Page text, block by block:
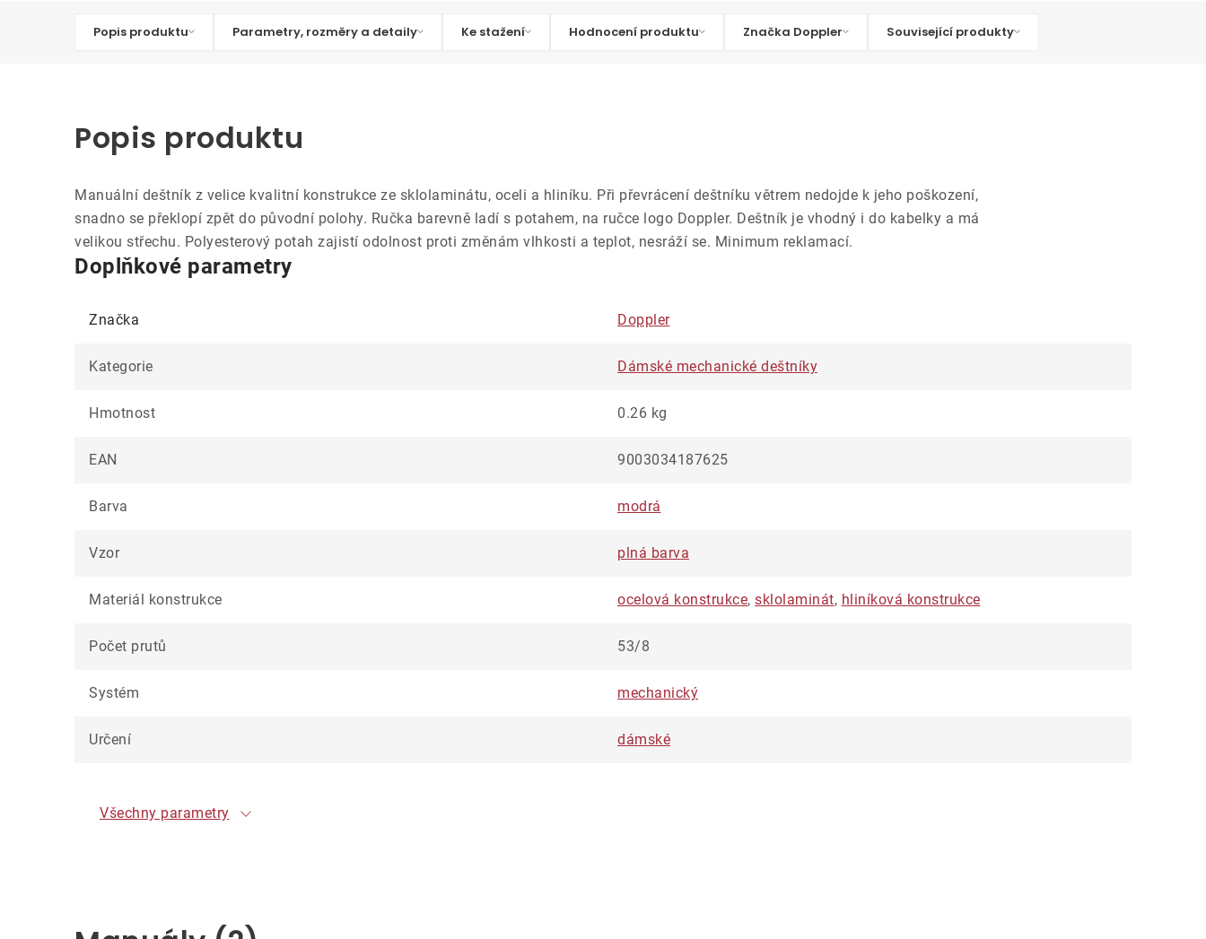
Popis produktu Parametry, rozměry a detaily Ke stažení Hodnocení produktu Značka Doppler Související produkty
Popis produktu
Manuální deštník z velice kvalitní konstrukce ze sklolaminátu, oceli a hliníku. Při převrácení deštníku větrem nedojde k jeho poškození,
snadno se překlopí zpět do původní polohy. Ručka barevně ladí s potahem, na ručce logo Doppler. Deštník je vhodný i do kabelky a má
velikou střechu. Polyesterový potah zajistí odolnost proti změnám vlhkosti a teplot, nesráží se. Minimum reklamací.
Doplňkové parametry
Značka Doppler
Kategorie Dámské mechanické deštníky
Hmotnost 0.26 kg
EAN 9003034187625
Barva modrá
Vzor plná barva
Materiál konstrukce ocelová konstrukce, sklolaminát, hliníková konstrukce
Počet prutů 53/8
Systém mechanický
Určení dámské
Všechny parametry